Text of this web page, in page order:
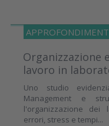
Organizzazione
lavoro in
Uno studio
Management e
l'organizzazione dei
errori, stress e tempi...